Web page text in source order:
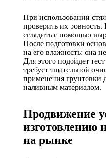
При использовании
проверить их
сгладить с помощью
После подготовки
на его влажность: она
Для этого подойдет
требует тщательной
применения грунтовки
наливным материалом.
Продвижение
изготовлению
на рынке